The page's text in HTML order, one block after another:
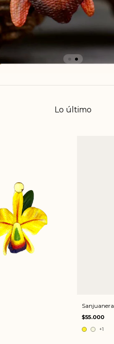
Lo último
Sanjuanera
$55.000
+1